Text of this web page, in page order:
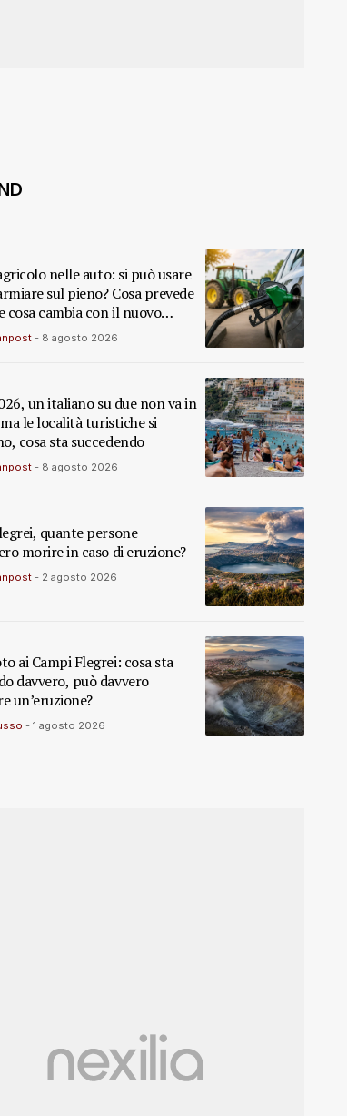
nelle auto: si può usare
sul pieno? Cosa prevede
cosa cambia con il nuovo
- 8 agosto 2026
un italiano su due non va in
le località turistiche si
cosa sta succedendo
- 8 agosto 2026
quante persone
morire in caso di eruzione?
- 2 agosto 2026
ai Campi Flegrei: cosa sta
davvero, può davvero
un’eruzione?
- 1 agosto 2026